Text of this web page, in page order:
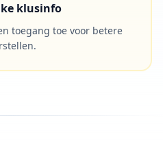
klusinfo
toegang toe voor betere